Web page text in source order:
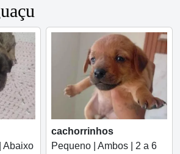
Abaixo
cachorrinhos
Pequeno | Ambos | 2 a 6